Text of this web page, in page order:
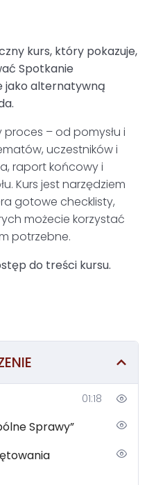
kurs, który pokazuje,
Spotkanie
jako alternatywną
proces – od pomysłu i
uczestników i
raport końcowy i
Kurs jest narzędziem
gotowe checklisty,
możecie korzystać
potrzebne.
do treści kursu.
01:18
Sprawy”